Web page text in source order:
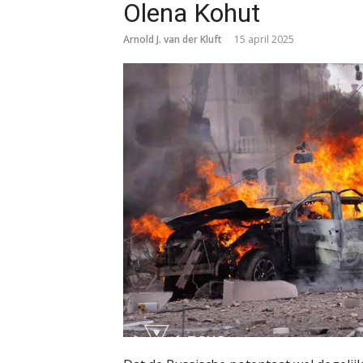
Olena Kohut
Arnold J. van der Kluft 15 april 2025